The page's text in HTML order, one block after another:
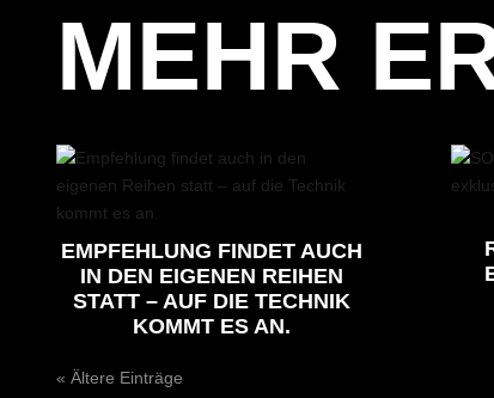
MEHR
EMPFEHLUNG FINDET AUCH
IN DEN EIGENEN REIHEN
STATT – AUF DIE TECHNIK
KOMMT ES AN.
« Ältere Einträge